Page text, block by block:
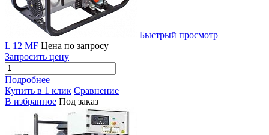
Быстрый просмотр
L 12 MF Цена по запросу
Запросить цену
Подробнее
Купить в 1 клик Сравнение
В избранное Под заказ